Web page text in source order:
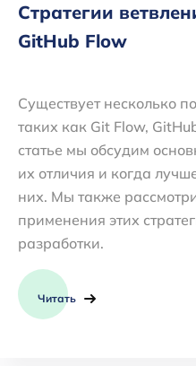
Стратегии
GitHub Flow
Существует несколько
таких как Git Flow,
статье мы обсудим
их отличия и когда
них. Мы также
применения этих
разработки.
Читать